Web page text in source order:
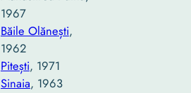
1967
Băile Olănești,
1962
Pitești, 1971
Sinaia, 1963